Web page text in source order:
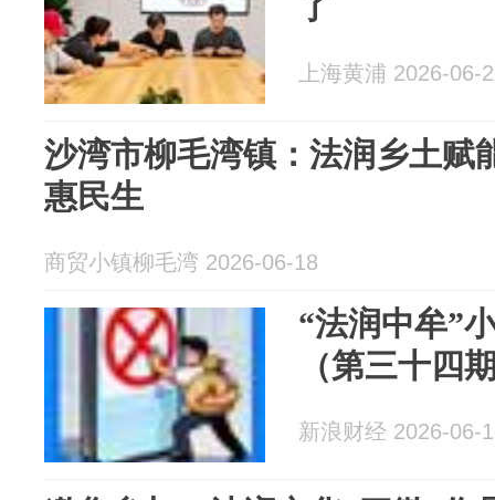
上海黄浦 2026-06-
沙湾市柳毛湾镇：法润乡土赋
惠民生
商贸小镇柳毛湾 2026-06-18
“法润中牟”
（第三十四
新浪财经 2026-06-